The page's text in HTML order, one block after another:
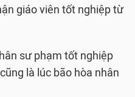
giáo viên tốt nghiệp từ
sư phạm tốt nghiệp
là lúc bão hòa nhân